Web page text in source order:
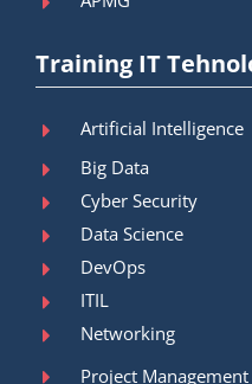
Training IT
Artificial Intelligence
Big Data
Cyber Security
Data Science
DevOps
ITIL
Networking
Project Management